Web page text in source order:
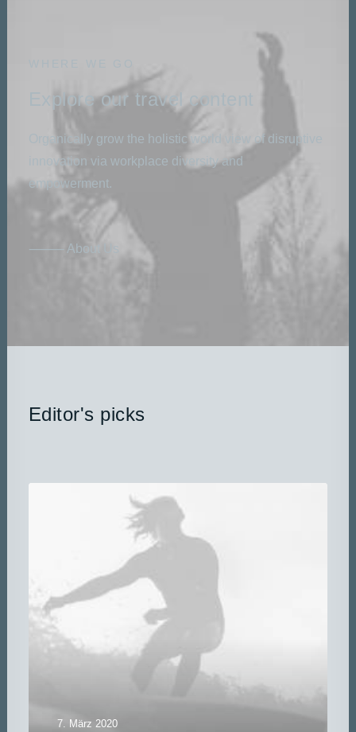
Explore our travel content
Organically grow the holistic world view of disruptive
innovation via workplace diversity and
empowerment.
⸻ About Us
Editor's picks
7. März 2020